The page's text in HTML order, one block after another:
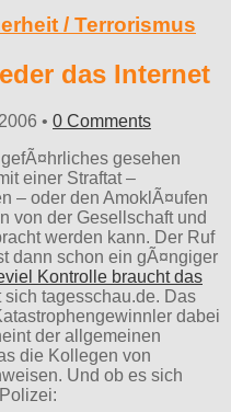
/ Terrorismus
das Internet
• 0 Comments
gesehen
einer Straftat –
– oder den AmoklÃ¤ufen
von der Gesellschaft und
werden kann. Der Ruf
dann schon ein gÃ¤ngiger
Kontrolle braucht das
tagesschau.de. Das
dabei
der allgemeinen
die Kollegen von
Und ob es sich